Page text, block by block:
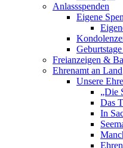
Anlassspenden
Eigene
Freianzeigen &
Ehrenamt an Land
Unsere
„Die
Das
In